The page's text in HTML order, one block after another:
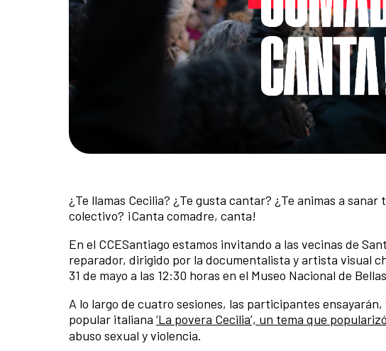
¿Te llamas Cecilia? ¿Te gusta cantar? ¿Te animas a
colectivo? ¡Canta comadre, canta!
En el CCESantiago estamos invitando a las vecinas de
reparador, dirigido por la documentalista y artista visual
31 de mayo a las 12:30 horas en el Museo Nacional de
A lo largo de cuatro sesiones, las participantes
popular italiana ‘La povera Cecilia’, un tema que
abuso sexual y violencia.